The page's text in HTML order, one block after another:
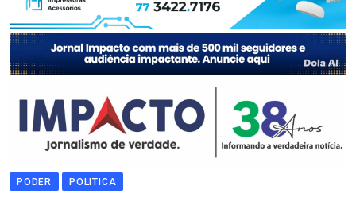
PODER POLITICA